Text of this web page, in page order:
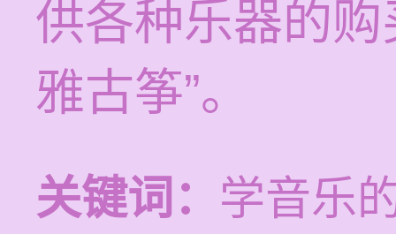
供各种乐器的
雅古筝”。
关键词： 学音乐